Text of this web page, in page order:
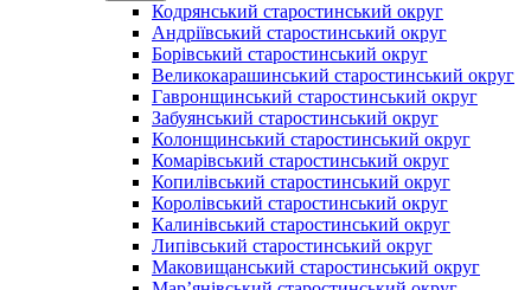
Кодрянський старостинський округ
Андріївський старостинський округ
Борівський старостинський округ
Великокарашинський старостинський округ
Гавронщинський старостинський округ
Забуянський старостинський округ
Колонщинський старостинський округ
Комарівський старостинський округ
Копилівський старостинський округ
Королівський старостинський округ
Калинівський старостинський округ
Липівський старостинський округ
Маковищанський старостинський округ